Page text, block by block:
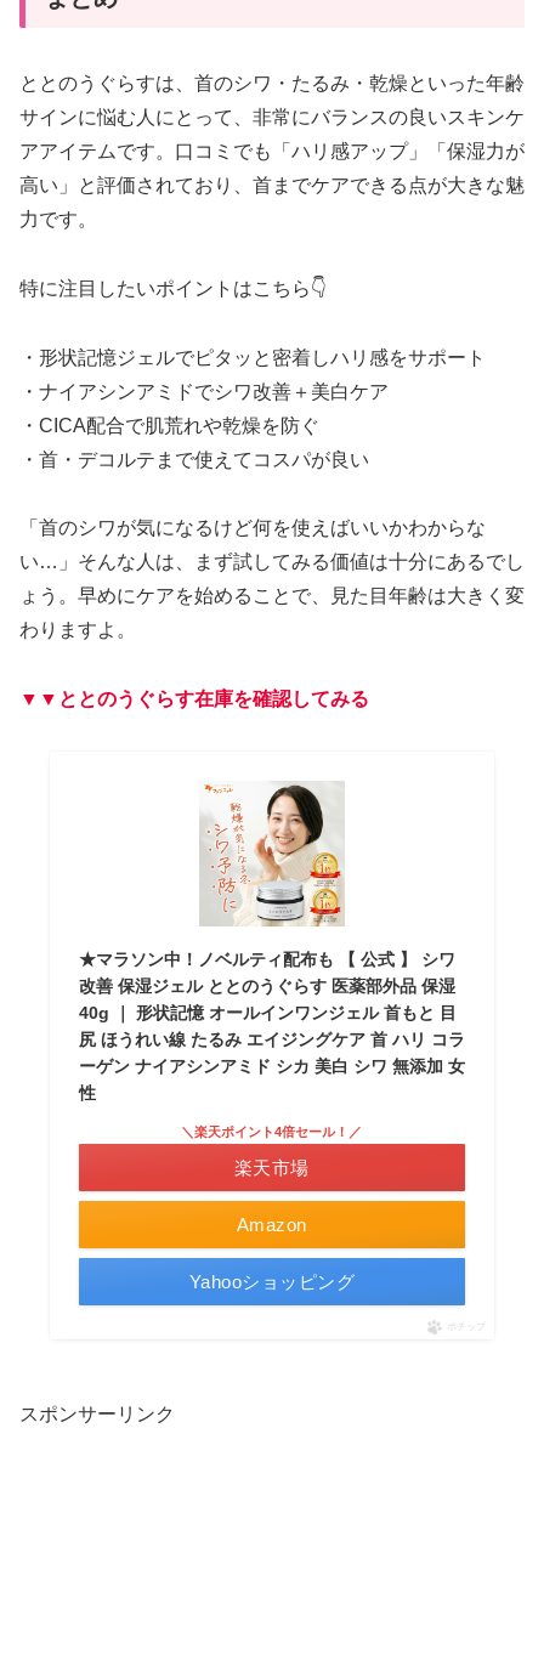
ととのうぐらすは、首のシワ・たるみ・乾燥といった年齢
サインに悩む人にとって、非常にバランスの良いスキンケ
アアイテムです。口コミでも「ハリ感アップ」「保湿力が
高い」と評価されており、首までケアできる点が大きな魅
力です。
特に注目したいポイントはこちら👇
・形状記憶ジェルでピタッと密着しハリ感をサポート
・ナイアシンアミドでシワ改善＋美白ケア
・CICA配合で肌荒れや乾燥を防ぐ
・首・デコルテまで使えてコスパが良い
「首のシワが気になるけど何を使えばいいかわからな
い…」そんな人は、まず試してみる価値は十分にあるでし
ょう。早めにケアを始めることで、見た目年齢は大きく変
わりますよ。
▼▼ととのうぐらす在庫を確認してみる
★マラソン中！ノベルティ配布も 【 公式 】 シワ
改善 保湿ジェル ととのうぐらす 医薬部外品 保湿
40g ｜ 形状記憶 オールインワンジェル 首もと 目
尻 ほうれい線 たるみ エイジングケア 首 ハリ コラ
ーゲン ナイアシンアミド シカ 美白 シワ 無添加 女
性
Amazon
＼楽天ポイント4倍セール！／
楽天市場
Yahooショッピング
ポチップ
スポンサーリンク